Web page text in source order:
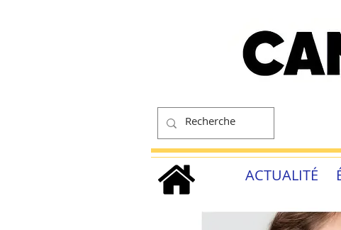
ACTUALITÉ